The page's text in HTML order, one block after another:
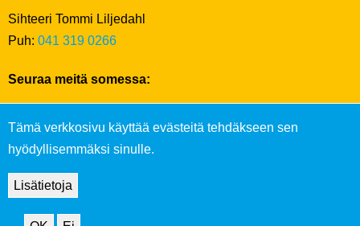
Sihteeri Tommi Liljedahl
Puh: 041 319 0266
Seuraa meitä somessa:
Tietosuoja ja evästekäytäntö
Tämä verkkosivu käyttää evästeitä tehdäkseen sen
hyödyllisemmäksi sinulle.
Lisätietoja